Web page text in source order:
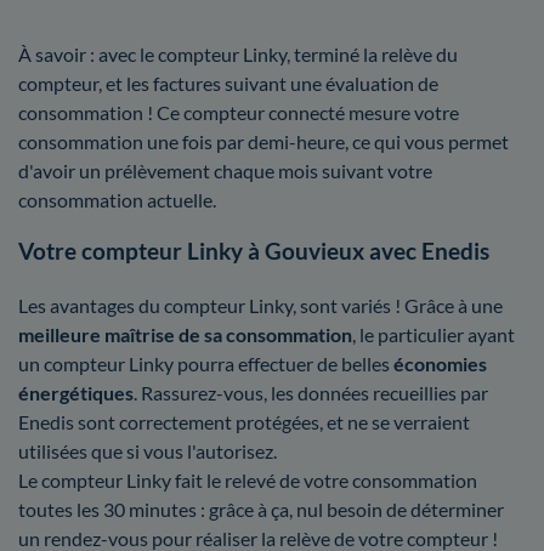
À savoir : avec le compteur Linky, terminé la relève du
compteur, et les factures suivant une évaluation de
consommation ! Ce compteur connecté mesure votre
consommation une fois par demi-heure, ce qui vous permet
d'avoir un prélèvement chaque mois suivant votre
consommation actuelle.
Votre compteur Linky à Gouvieux avec Enedis
Les avantages du compteur Linky, sont variés ! Grâce à une
meilleure maîtrise de sa consommation , le particulier ayant
un compteur Linky pourra effectuer de belles économies
énergétiques . Rassurez-vous, les données recueillies par
Enedis sont correctement protégées, et ne se verraient
utilisées que si vous l'autorisez.
Le compteur Linky fait le relevé de votre consommation
toutes les 30 minutes : grâce à ça, nul besoin de déterminer
un rendez-vous pour réaliser la relève de votre compteur !